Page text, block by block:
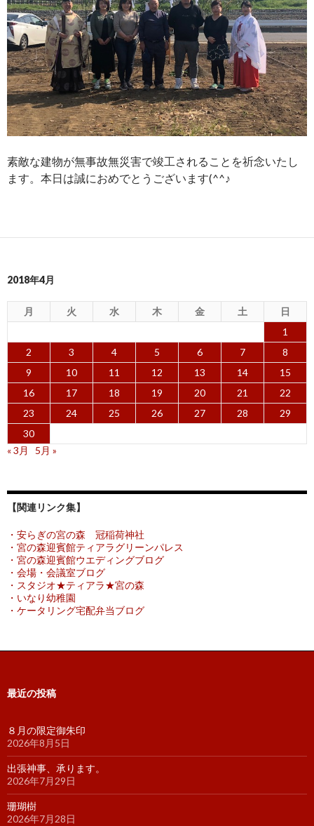
素敵な建物が無事故無災害で竣工されることを祈念いたし
ます。本日は誠におめでとうございます(^^♪
2018年4月
月 火 水 木 金 土
日
1
2
3 4 5 6 7
8
9
10 11 12 13 14
15
16
17 18 19 20 21
22
23
24 25 26 27 28
29
30
« 3月
5月 »
【関連リンク集】
・安らぎの宮の森 冠稲荷神社
・宮の森迎賓館ティアラグリーンパレス
・宮の森迎賓館ウエディングブログ
・会場・会議室ブログ
・スタジオ★ティアラ★宮の森
・いなり幼稚園
・ケータリング宅配弁当ブログ
最近の投稿
８月の限定御朱印
2026年8月5日
出張神事、承ります。
2026年7月29日
珊瑚樹
2026年7月28日